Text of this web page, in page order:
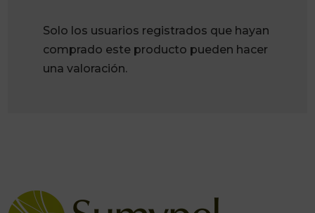
Solo los usuarios registrados que hayan
comprado este producto pueden hacer
una valoración.